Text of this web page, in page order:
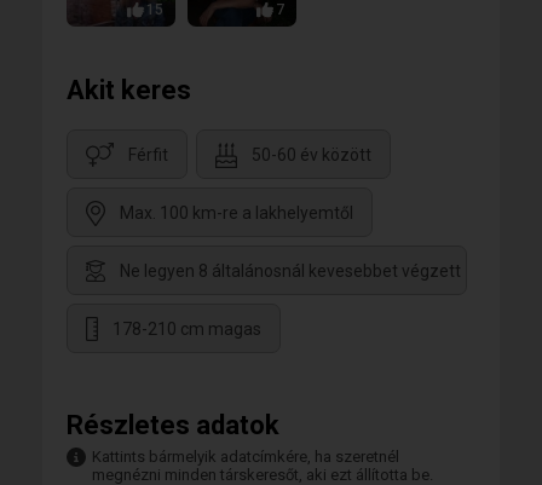
15 7
Akit keres
Férfit 50-60 év között
Max. 100 km-re a lakhelyemtől
Ne legyen 8 általánosnál kevesebbet végzett
178-210 cm magas
Részletes adatok
Kattints bármelyik adatcímkére, ha szeretnél
megnézni minden társkeresőt, aki ezt állította be.